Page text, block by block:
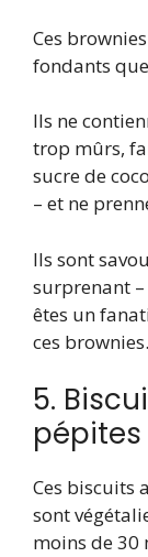
Ces
fondants
Ils ne
trop mûrs,
sucre de
– et ne
Ils sont
surprenant –
êtes un
ces brownies.
5.
Ces biscuits
sont
moins de 30